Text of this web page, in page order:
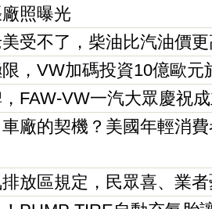
照曝光
受不了，柴油比汽油價
，VW加碼投資10億歐元
FAW-VW一汽大眾慶祝
廠的契機？美國年輕消
放區規定，民眾喜、業